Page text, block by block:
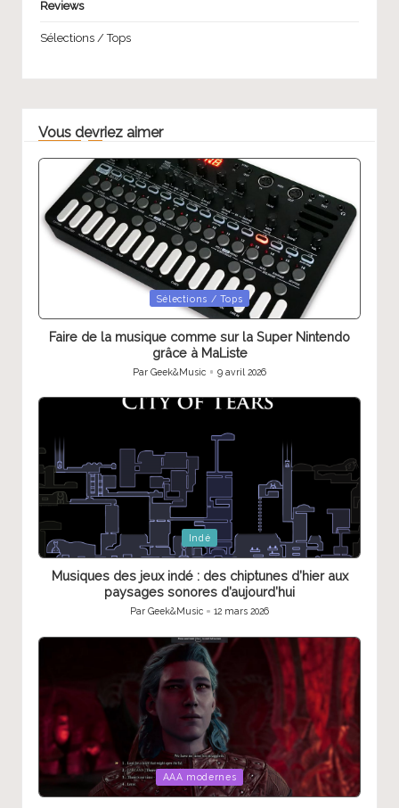
Reviews
Sélections / Tops
Vous devriez aimer
in
Sélections / Tops
Faire de la musique comme sur la Super Nintendo
grâce à MaListe
Publié
par
ParGeek&Music 9 avril 2026
Posted
in
Indé
Musiques des jeux indé : des chiptunes d’hier aux
paysages sonores d’aujourd’hui
Par Geek&Music 12 mars 2026
Posted
in
AAA modernes